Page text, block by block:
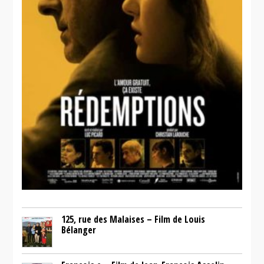
125, rue des Malaises – Film de Louis
Bélanger